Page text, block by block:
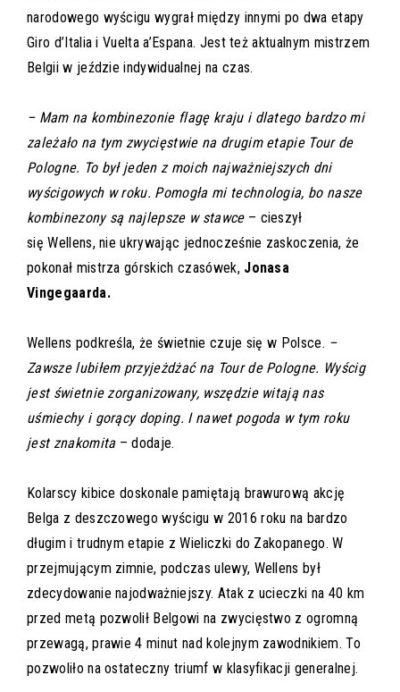
narodowego wyścigu wygrał między innymi po dwa etapy
Giro d’Italia i Vuelta a’Espana. Jest też aktualnym mistrzem
Belgii w jeździe indywidualnej na czas.
– Mam na kombinezonie flagę kraju i dlatego bardzo mi
zależało na tym zwycięstwie na drugim etapie Tour de
Pologne. To był jeden z moich najważniejszych dni
wyścigowych w roku. Pomogła mi technologia, bo nasze
kombinezony są najlepsze w stawce– cieszył
się Wellens, nie ukrywając jednocześnie zaskoczenia, że
pokonał mistrza górskich czasówek, Jonasa
Vingegaarda.
Wellens podkreśla, że świetnie czuje się w Polsce. –
Zawsze lubiłem przyjeżdżać na Tour de Pologne. Wyścig
jest świetnie zorganizowany, wszędzie witają nas
uśmiechy i gorący doping. I nawet pogoda w tym roku
jest znakomita– dodaje.
Kolarscy kibice doskonale pamiętają brawurową akcję
Belga z deszczowego wyścigu w 2016 roku na bardzo
długim i trudnym etapie z Wieliczki do Zakopanego. W
przejmującym zimnie, podczas ulewy, Wellens był
zdecydowanie najodważniejszy. Atak z ucieczki na 40 km
przed metą pozwolił Belgowi na zwycięstwo z ogromną
przewagą, prawie 4 minut nad kolejnym zawodnikiem. To
pozwoliło na ostateczny triumf w klasyfikacji generalnej.